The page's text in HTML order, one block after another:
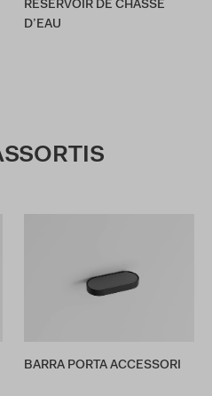
RÉSERVOIR DE CHASSE
D’EAU
BARRA PORTA ACCESSORI